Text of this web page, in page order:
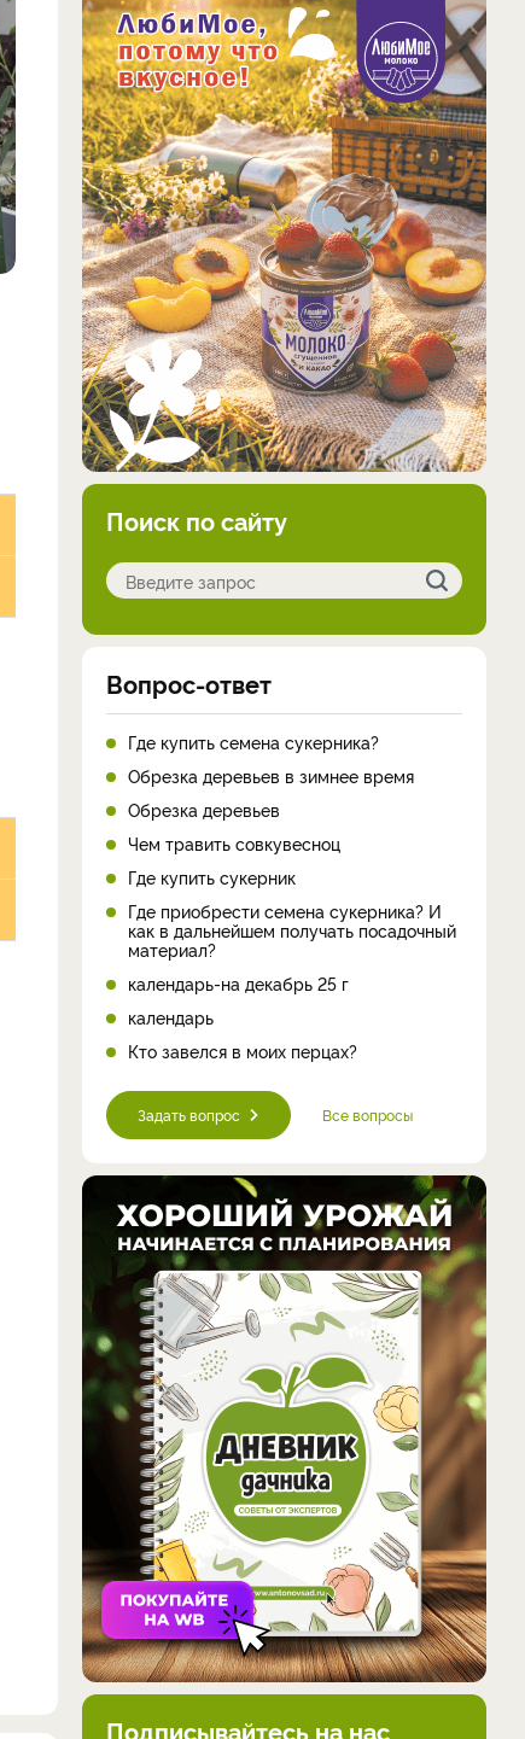
Поиск по сайту
Вопрос-ответ
Где купить семена сукерника?
Обрезка деревьев в зимнее время
Обрезка деревьев
Чем травить совкувесноц
Где купить сукерник
Где приобрести семена сукерника? И
как в дальнейшем получать посадочный
материал?
календарь-на декабрь 25 г
календарь
Кто завелся в моих перцах?
Задать вопрос Все вопросы
Подписывайтесь на нас